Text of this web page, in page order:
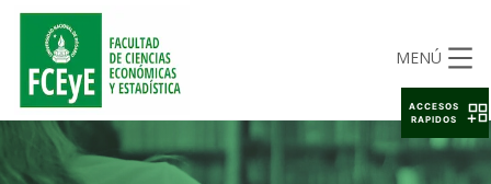
MENÚ
ACCESOS
RAPIDOS